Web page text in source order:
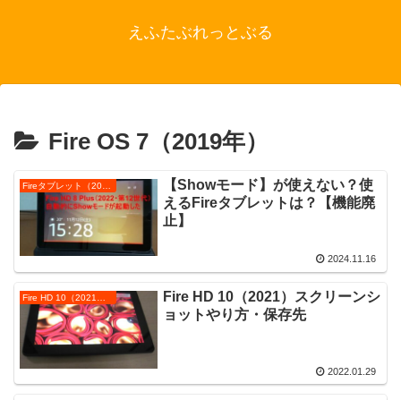
えふたぶれっとぶる
Fire OS 7（2019年）
Fireタブレット（2024年モデル）
【Showモード】が使えない？使
えるFireタブレットは？【機能廃
止】
2024.11.16
Fire HD 10（2021）の使い方
Fire HD 10（2021）スクリーンシ
ョットやり方・保存先
2022.01.29